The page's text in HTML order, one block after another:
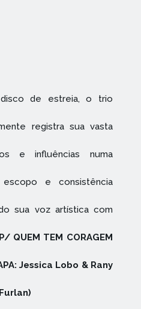
de estreia, o trio
registra sua vasta
e influências numa
e consistência
sua voz artística com
P/ QUEM TEM CORAGEM
Jessica Lobo & Rany